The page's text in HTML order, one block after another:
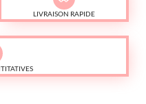
LIVRAISON RAPIDE